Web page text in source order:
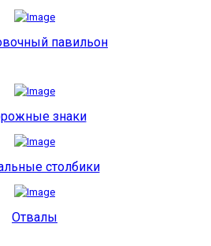
павильон
знаки
столбики
Отвалы